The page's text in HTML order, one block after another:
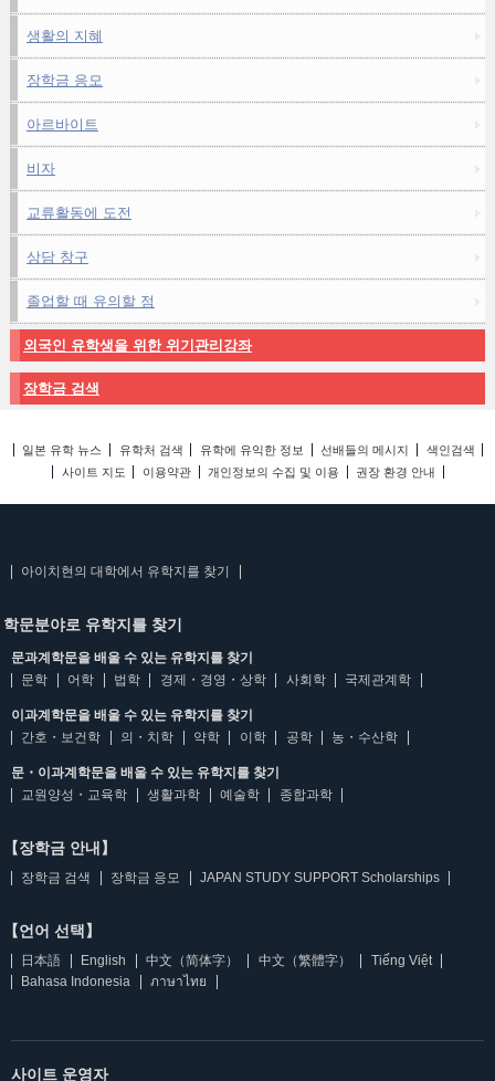
생활의 지혜
장학금 응모
아르바이트
비자
교류활동에 도전
상담 창구
졸업할 때 유의할 점
외국인 유학생을 위한 위기관리강좌
장학금 검색
일본 유학 뉴스 유학처 검색 유학에 유익한 정보 선배들의 메시지
색인검색
사이트 지도
이용약관 개인정보의 수집 및 이용 권장 환경 안내
아이치현의 대학에서 유학지를 찾기
학문분야로 유학지를 찾기
문과계학문을 배울 수 있는 유학지를 찾기
문학
어학 법학 경제・경영・상학 사회학 국제관계학
이과계학문을 배울 수 있는 유학지를 찾기
간호・보건학
의・치학 약학 이학 공학 농・수산학
문・이과계학문을 배울 수 있는 유학지를 찾기
교원양성・교육학
생활과학 예술학 종합과학
【장학금 안내】
장학금 검색 장학금 응모 JAPAN STUDY SUPPORT Scholarships
【언어 선택】
日本語 English 中文（简体字） 中文（繁體字）
Tiếng Việt
Bahasa Indonesia
ภาษาไทย
사이트 운영자